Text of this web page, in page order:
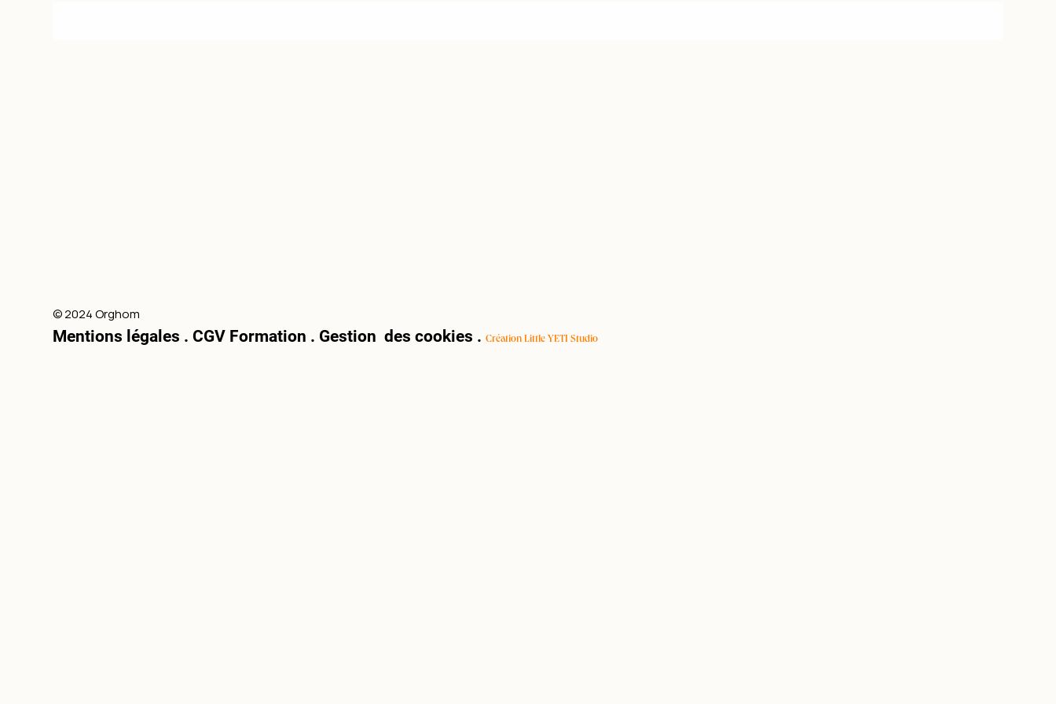
© 2024 Orghom
Mentions légales .CGV Formation . Gestion des cookies .Création Little YETI Studio